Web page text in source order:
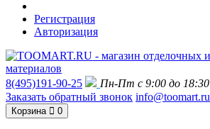
Регистрация
Авторизация
8(495)191-90-25
Пн-Пт с 9:00 до 18:30
Заказать обратный звонок info@toomart.ru
Корзина 0